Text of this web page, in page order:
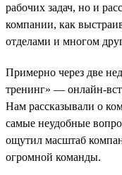
рабочих задач, но и
компании, как
отделами и многом
Примерно через две
тренинг» — онлайн-
Нам рассказывали о
самые неудобные
ощутил масштаб
огромной команды.